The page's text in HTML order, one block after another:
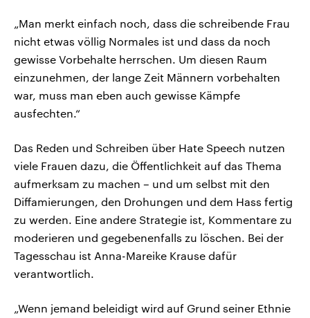
„Man merkt einfach noch, dass die schreibende Frau
nicht etwas völlig Normales ist und dass da noch
gewisse Vorbehalte herrschen. Um diesen Raum
einzunehmen, der lange Zeit Männern vorbehalten
war, muss man eben auch gewisse Kämpfe
ausfechten.“
Das Reden und Schreiben über Hate Speech nutzen
viele Frauen dazu, die Öffentlichkeit auf das Thema
aufmerksam zu machen – und um selbst mit den
Diffamierungen, den Drohungen und dem Hass fertig
zu werden. Eine andere Strategie ist, Kommentare zu
moderieren und gegebenenfalls zu löschen. Bei der
Tagesschau ist Anna-Mareike Krause dafür
verantwortlich.
„Wenn jemand beleidigt wird auf Grund seiner Ethnie